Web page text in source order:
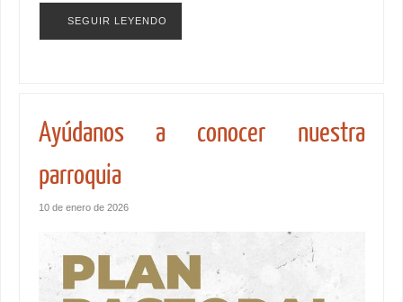
SEGUIR LEYENDO
Ayúdanos a conocer nuestra
parroquia
10 de enero de 2026